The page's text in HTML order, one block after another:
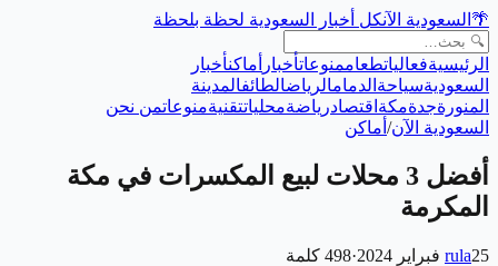
🌴 السعودية الآنكل أخبار السعودية لحظة بلحظة
الرئيسيةفعالياتطعاممنوعاتأخبار أماكنأخبار
السعوديةسياحة الدمامالرياضالطائفالمدينة
المنورةجدةمكة اقتصادرياضةمحلياتتقنيةمنوعاتمن نحن
السعودية الآن/ أماكن
أفضل 3 محلات لبيع المكسرات في مكة
المكرمة
rula25 فبراير 2024 ·
498 كلمة